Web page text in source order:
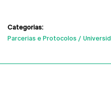
Categorias:
Parcerias e Protocolos